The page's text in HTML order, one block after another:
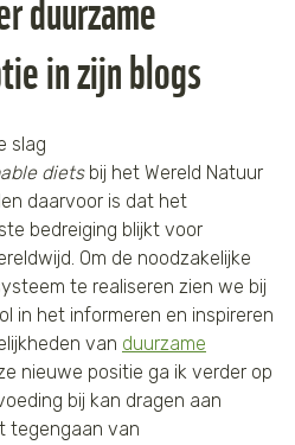
in zijn blogs
slag
dietsbij het Wereld Natuur
daarvoor is dat het
bedreiging blijkt voor
Om de noodzakelijke
te realiseren zien we bij
in het informeren en inspireren
van duurzame
nieuwe positie ga ik verder op
bij kan dragen aan
tegengaan van